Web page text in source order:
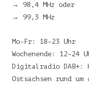
→ 98,4 MHz oder
→ 99,3 MHz
Mo-Fr: 18–23 Uhr
Wochenende: 12–24
Digitalradio DAB+:
Ostsachsen rund um